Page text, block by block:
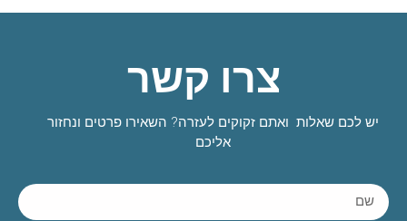
צרו קשר
יש לכם שאלות ואתם זקוקים לעזרה? השאירו פרטים ונחזור
אליכם